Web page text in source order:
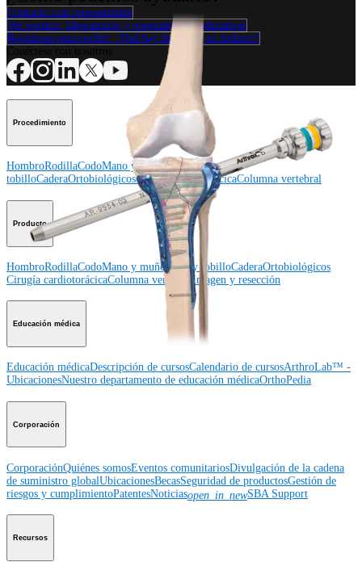
Contacte a un representante
Ver eventos, laboratorios y oportunidades educativas
Regístrese para recibir: ¿Qué hay de nuevo en Arthrex?
Procedimiento
HombroRodillaCodoMano y muñecaPie y
tobilloCaderaOrtobiológicosCirugía cardiotorácicaColumna vertebral
Producto
HombroRodillaCodoMano y muñecaPie y tobilloCaderaOrtobiológicos
Cirugía cardiotorácicaColumna vertebralImagen y resección
Educación médica
Educación médicaDescripción de cursosCalendario de cursosArthroLab™ -
UbicacionesNuestro departamento de educación médicaOrthoPedia
Corporación
CorporaciónQuiénes somosEventos comunitariosDivulgación de la cadena
de suministro globalUbicacionesBecasSeguridad de productosGestión de
riesgos y cumplimientoPatentesNoticiasopen_in_newSBA Support
Recursos